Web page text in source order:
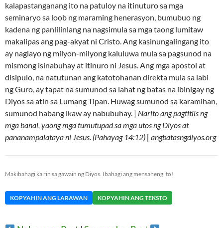
kalapastanganang ito na patuloy na itinuturo sa mga
seminaryo sa loob ng maraming henerasyon, bumubuo ng
kadena ng panlilinlang na nagsimula sa mga taong lumitaw
makalipas ang pag-akyat ni Cristo. Ang kasinungalingang ito
ay naglayo ng milyon-milyong kaluluwa mula sa pagsunod na
mismong isinabuhay at itinuro ni Jesus. Ang mga apostol at
disipulo, na natutunan ang katotohanan direkta mula sa labi
ng Guro, ay tapat na sumunod sa lahat ng batas na ibinigay ng
Diyos sa atin sa Lumang Tipan. Huwag sumunod sa karamihan,
sumunod habang ikaw ay nabubuhay. | Narito ang pagtitiis ng
mga banal, yaong mga tumutupad sa mga utos ng Diyos at
pananampalataya ni Jesus. (Pahayag 14:12) | angbatasngdiyos.org
Makibahagi ka rin sa gawain ng Diyos. Ibahagi ang mensaheng ito!
KOPYAHIN ANG LARAWAN KOPYAHIN ANG TEKSTO